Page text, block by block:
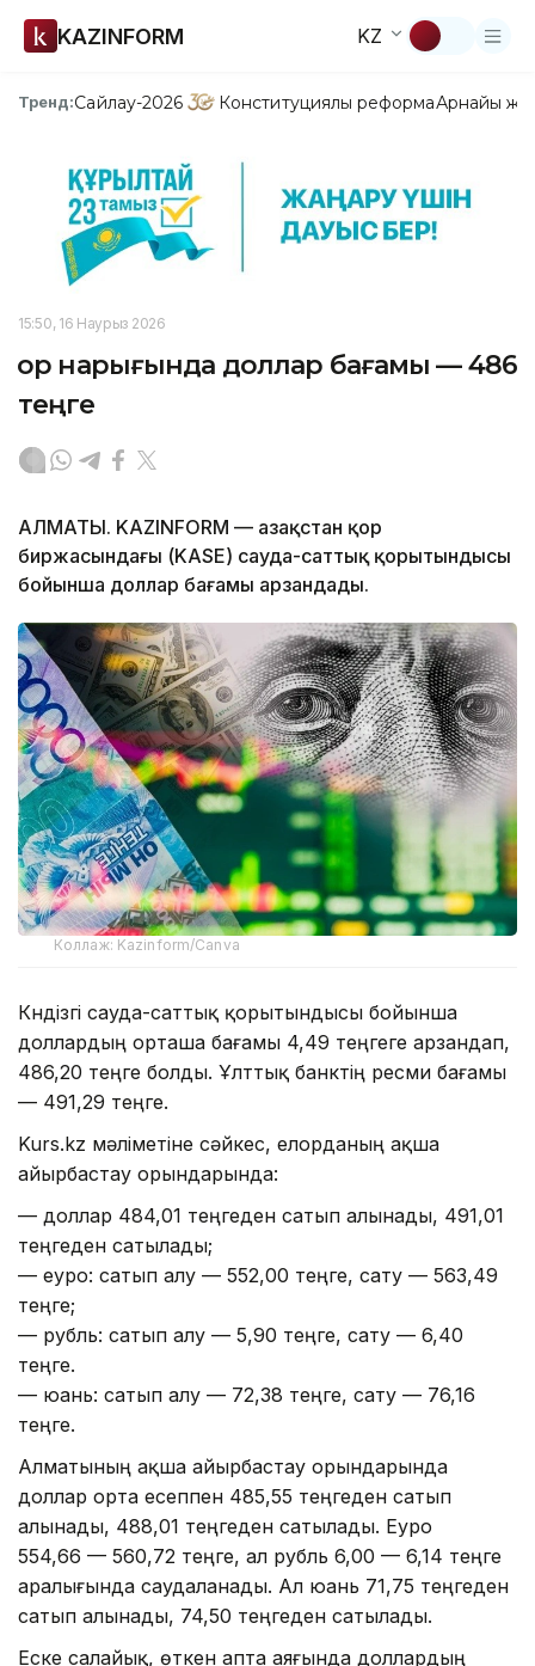
KAZINFORM KZ
Тренд:Сайлау-2026 Конституциялық реформаАрнайы
15:50, 16 Наурыз 2026
Қор нарығында доллар бағамы — 486
теңге
АЛМАТЫ. KAZINFORM — Қазақстан қор
биржасындағы (KASE) сауда-саттық қорытындысы
бойынша доллар бағамы арзандады.
Коллаж: Kazinform/Canva
Күндізгі сауда-саттық қорытындысы бойынша
доллардың орташа бағамы 4,49 теңгеге арзандап,
486,20 теңге болды. Ұлттық банктің ресми бағамы
— 491,29 теңге.
Kurs.kz мәліметіне сәйкес, елорданың ақша
айырбастау орындарында:
— доллар 484,01 теңгеден сатып алынады, 491,01
теңгеден сатылады;
— еуро: сатып алу — 552,00 теңге, сату — 563,49
теңге;
— рубль: сатып алу — 5,90 теңге, сату — 6,40
теңге.
— юань: сатып алу — 72,38 теңге, сату — 76,16
теңге.
Алматының ақша айырбастау орындарында
доллар орта есеппен 485,55 теңгеден сатып
алынады, 488,01 теңгеден сатылады. Еуро
554,66 — 560,72 теңге, ал рубль 6,00 — 6,14 теңге
аралығында саудаланады. Ал юань 71,75 теңгеден
сатып алынады, 74,50 теңгеден сатылады.
Еске салайық, өткен апта аяғында доллардың